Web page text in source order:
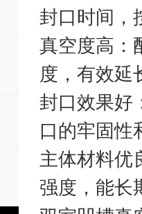
封口时间，
真空度高
度，有效延
封口效果好
口的牢固性
主体材料优
强度，能长